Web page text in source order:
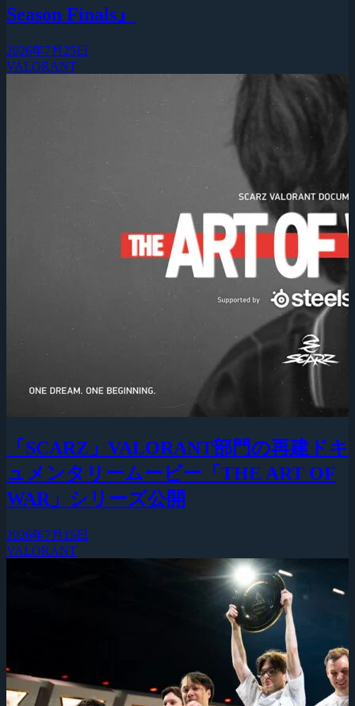
Season Finals』
2026年7月25日
VALORANT
「SCARZ」VALORANT部門の再建ドキ
ュメンタリームービー「THE ART OF
WAR」シリーズ公開
2026年7月15日
VALORANT